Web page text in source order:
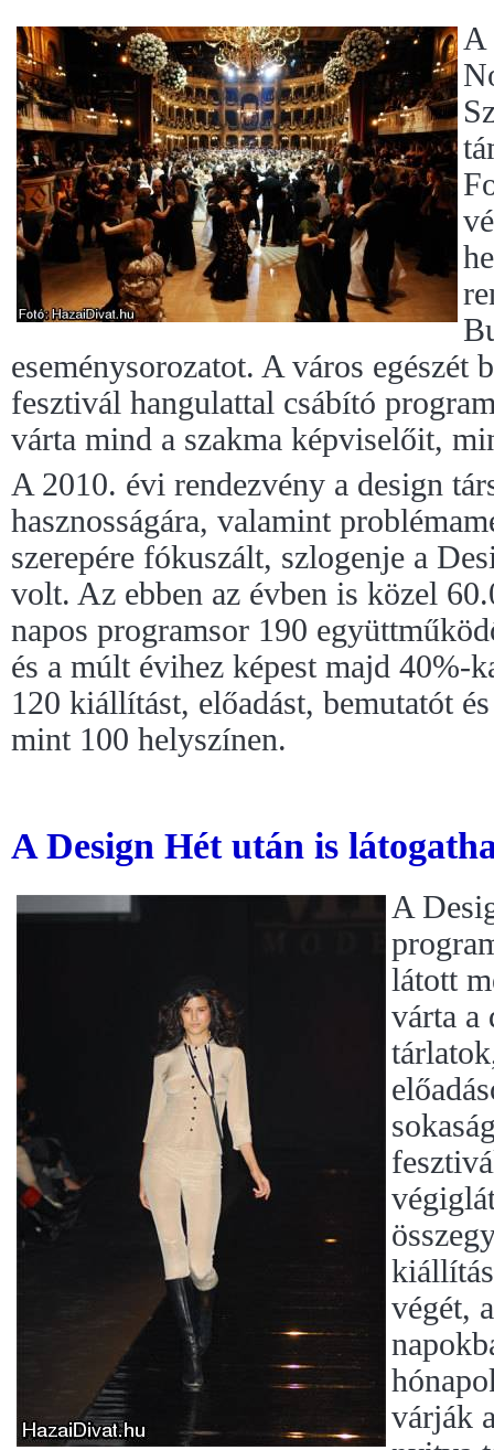
A
eseménysorozatot. A város egészét
fesztivál hangulattal csábító
várta mind a szakma képviselőit,
A 2010. évi rendezvény a design
hasznosságára, valamint
szerepére fókuszált, szlogenje a
volt. Az ebben az évben is közel
napos programsor 190
és a múlt évihez képest majd 40%-
120 kiállítást, előadást, bemutatót
mint 100 helyszínen.
A Design Hét után is
A
látott
várta a
végét,
várják